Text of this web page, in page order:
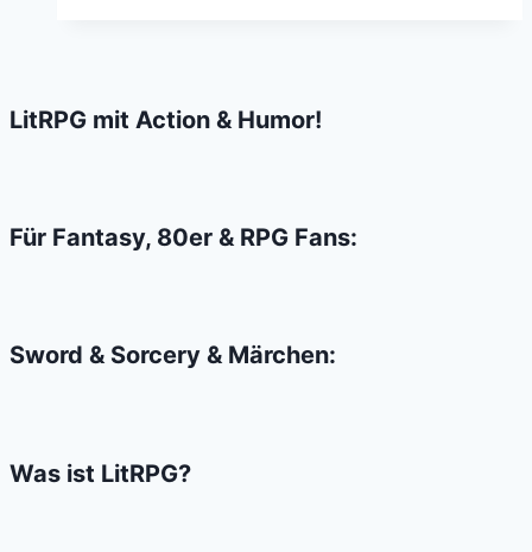
LitRPG mit Action & Humor!
Für Fantasy, 80er & RPG Fans:
Sword & Sorcery & Märchen:
Was ist LitRPG?